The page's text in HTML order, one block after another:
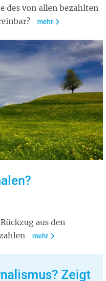
des von allen bezahlten
mehr
aus den
mehr
Zeigt